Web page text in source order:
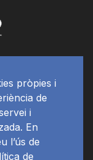
pròpies i
de
i
En
l’ús de
de